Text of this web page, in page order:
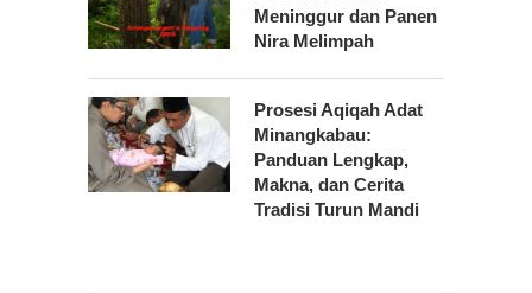
Meninggur dan Panen
Nira Melimpah
Prosesi Aqiqah Adat
Minangkabau:
Panduan Lengkap,
Makna, dan Cerita
Tradisi Turun Mandi